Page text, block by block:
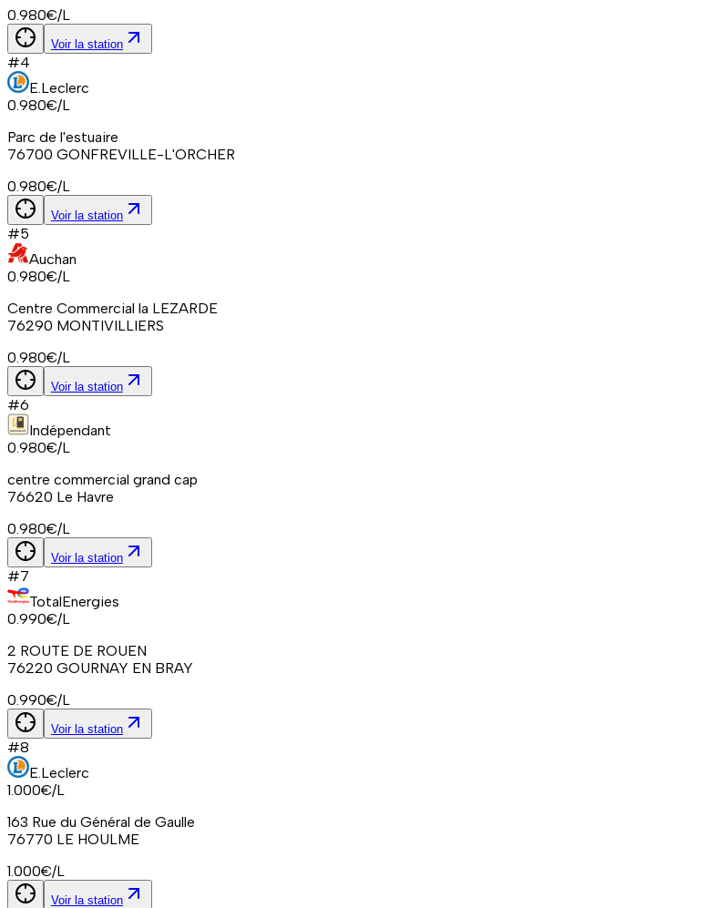
0.980€/L
Voir la station
#4
E.Leclerc
0.980€/L
Parc de l'estuaire
76700 GONFREVILLE-L'ORCHER
0.980€/L
Voir la station
#5
Auchan
0.980€/L
Centre Commercial la LEZARDE
76290 MONTIVILLIERS
0.980€/L
Voir la station
#6
Indépendant
0.980€/L
centre commercial grand cap
76620 Le Havre
0.980€/L
Voir la station
#7
TotalEnergies
0.990€/L
2 ROUTE DE ROUEN
76220 GOURNAY EN BRAY
0.990€/L
Voir la station
#8
E.Leclerc
1.000€/L
163 Rue du Général de Gaulle
76770 LE HOULME
1.000€/L
Voir la station